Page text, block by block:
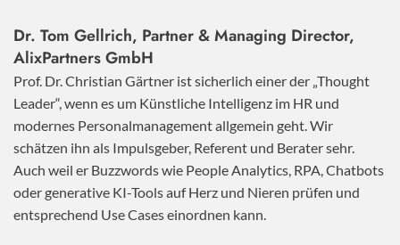
Dr. Tom Gellrich, Partner & Managing Director,
AlixPartners GmbH
Prof. Dr. Christian Gärtner ist sicherlich einer der „Thought
Leader“, wenn es um Künstliche Intelligenz im HR und
modernes Personalmanagement allgemein geht. Wir
schätzen ihn als Impulsgeber, Referent und Berater sehr.
Auch weil er Buzzwords wie People Analytics, RPA, Chatbots
oder generative KI-Tools auf Herz und Nieren prüfen und
entsprechend Use Cases einordnen kann.